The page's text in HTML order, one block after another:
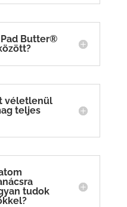
Butter®
véletlenül
teljes
tudok